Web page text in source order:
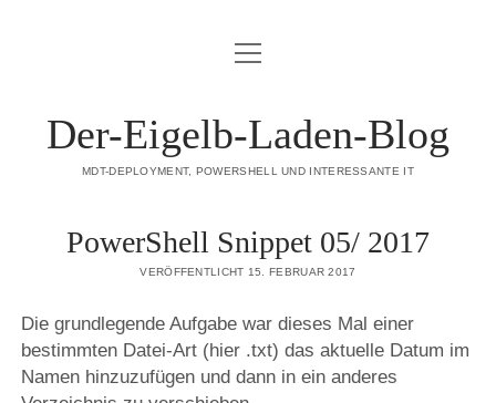
DATENSCHUTZERKLÄRUNG
mastodon
Menü
öffnen
Der-Eigelb-Laden-Blog
MDT-DEPLOYMENT, POWERSHELL UND INTERESSANTE IT
PowerShell Snippet 05/ 2017
VERÖFFENTLICHT 15. FEBRUAR 2017
Die grundlegende Aufgabe war dieses Mal einer
bestimmten Datei-Art (hier .txt) das aktuelle Datum im
Namen hinzuzufügen und dann in ein anderes